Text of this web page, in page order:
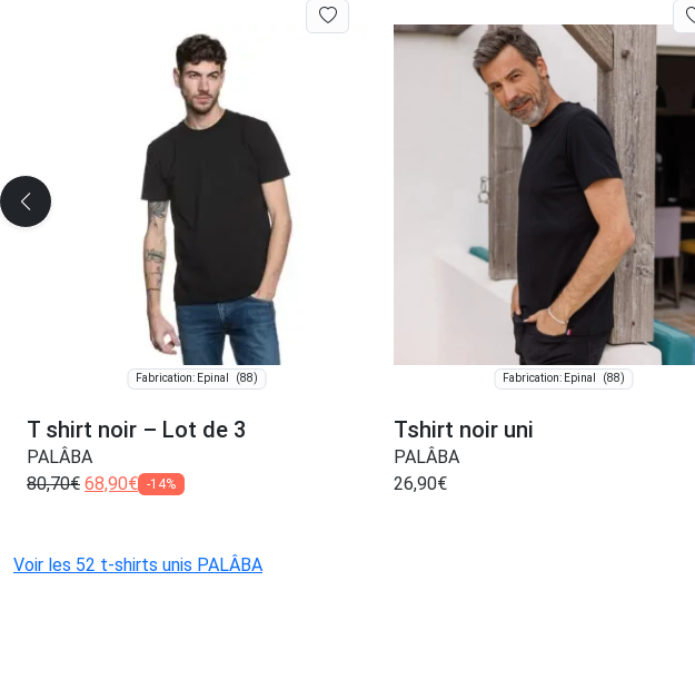
Fabrication: Épinal (88)
T shirt noir – Lot de 3
PALÂBA
80,70€ 68,90€ -14%
Fabrication: Épinal (88)
Tshirt noir uni
PALÂBA
26,90€
Voir les 52 t-shirts unis PALÂBA